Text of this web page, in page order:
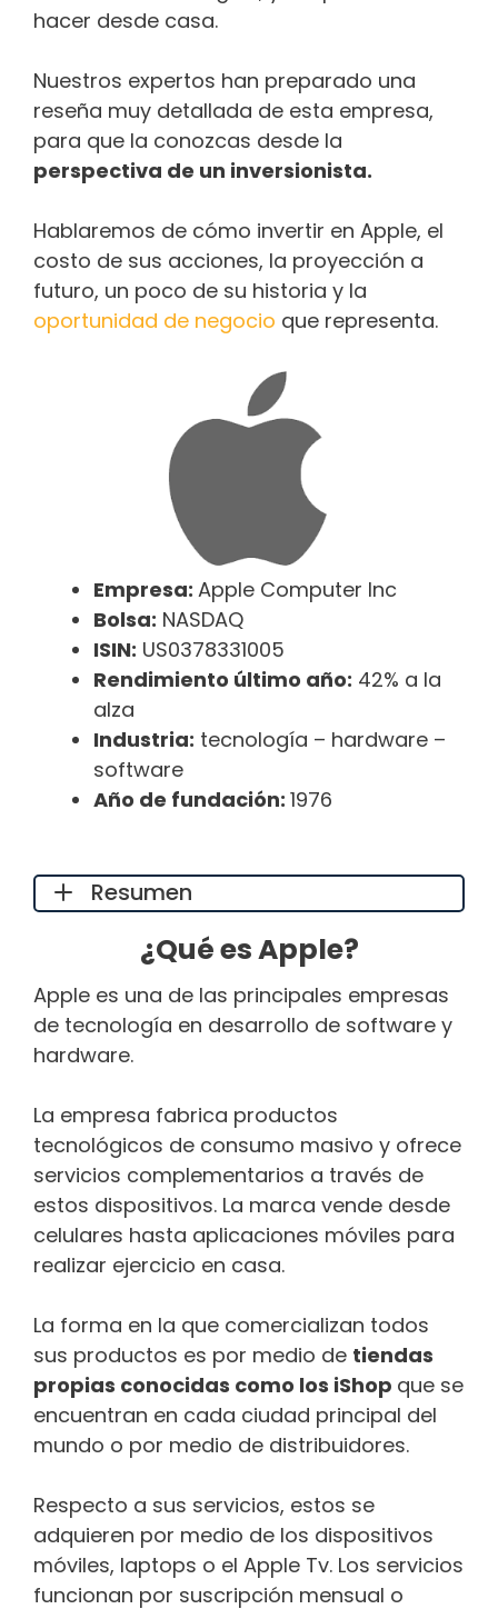
hacer desde casa.
Nuestros expertos han preparado una
reseña muy detallada de esta empresa,
para que la conozcas desde la
perspectiva de un inversionista.
Hablaremos de cómo invertir en Apple, el
costo de sus acciones, la proyección a
futuro, un poco de su historia y la
oportunidad de negocio que representa.
Empresa: Apple Computer Inc
Bolsa: NASDAQ
ISIN: US0378331005
Rendimiento último año: 42% a la
alza
Industria: tecnología – hardware –
software
Año de fundación: 1976
Resumen
¿Qué es Apple?
Apple es una de las principales empresas
de tecnología en desarrollo de software y
hardware.
La empresa fabrica productos
tecnológicos de consumo masivo y ofrece
servicios complementarios a través de
estos dispositivos. La marca vende desde
celulares hasta aplicaciones móviles para
realizar ejercicio en casa.
La forma en la que comercializan todos
sus productos es por medio de tiendas
propias conocidas como los iShop que se
encuentran en cada ciudad principal del
mundo o por medio de distribuidores.
Respecto a sus servicios, estos se
adquieren por medio de los dispositivos
móviles, laptops o el Apple Tv. Los servicios
funcionan por suscripción mensual o